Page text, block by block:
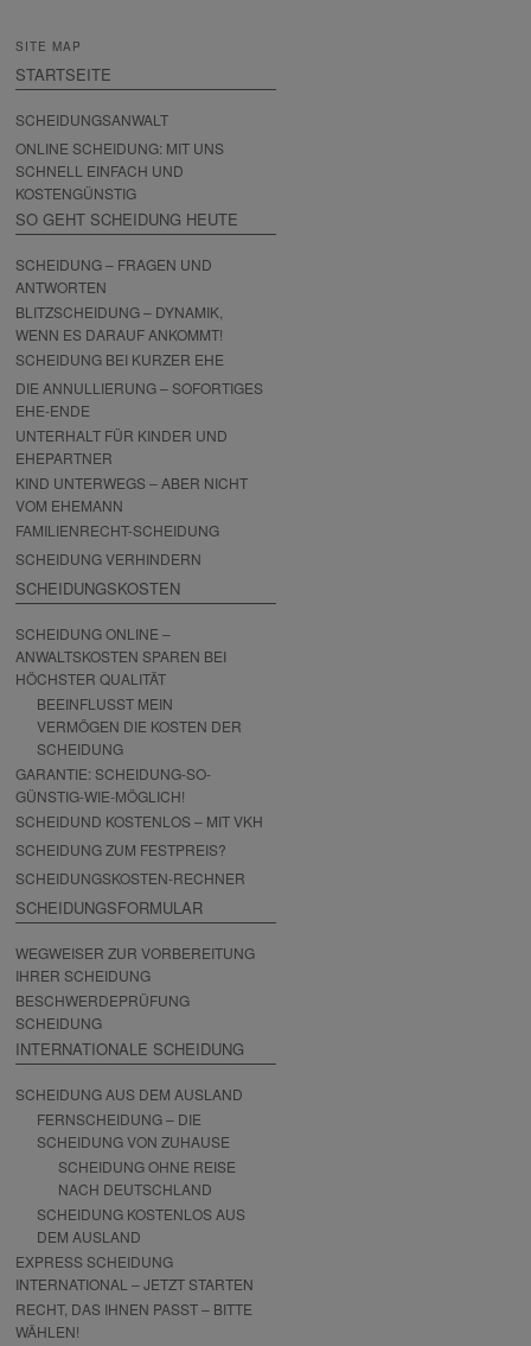
SITE MAP
STARTSEITE
SCHEIDUNGSANWALT
ONLINE SCHEIDUNG: MIT UNS
SCHNELL EINFACH UND
KOSTENGÜNSTIG
SO GEHT SCHEIDUNG HEUTE
SCHEIDUNG – FRAGEN UND
ANTWORTEN
BLITZSCHEIDUNG – DYNAMIK,
WENN ES DARAUF ANKOMMT!
SCHEIDUNG BEI KURZER EHE
DIE ANNULLIERUNG – SOFORTIGES
EHE-ENDE
UNTERHALT FÜR KINDER UND
EHEPARTNER
KIND UNTERWEGS – ABER NICHT
VOM EHEMANN
FAMILIENRECHT-SCHEIDUNG
SCHEIDUNG VERHINDERN
SCHEIDUNGSKOSTEN
SCHEIDUNG ONLINE –
ANWALTSKOSTEN SPAREN BEI
HÖCHSTER QUALITÄT
BEEINFLUSST MEIN
VERMÖGEN DIE KOSTEN DER
SCHEIDUNG
GARANTIE: SCHEIDUNG-SO-
GÜNSTIG-WIE-MÖGLICH!
SCHEIDUND KOSTENLOS – MIT VKH
SCHEIDUNG ZUM FESTPREIS?
SCHEIDUNGSKOSTEN-RECHNER
SCHEIDUNGSFORMULAR
WEGWEISER ZUR VORBEREITUNG
IHRER SCHEIDUNG
BESCHWERDEPRÜFUNG
SCHEIDUNG
INTERNATIONALE SCHEIDUNG
SCHEIDUNG AUS DEM AUSLAND
FERNSCHEIDUNG – DIE
SCHEIDUNG VON ZUHAUSE
SCHEIDUNG OHNE REISE
NACH DEUTSCHLAND
SCHEIDUNG KOSTENLOS AUS
DEM AUSLAND
EXPRESS SCHEIDUNG
INTERNATIONAL – JETZT STARTEN
RECHT, DAS IHNEN PASST – BITTE
WÄHLEN!